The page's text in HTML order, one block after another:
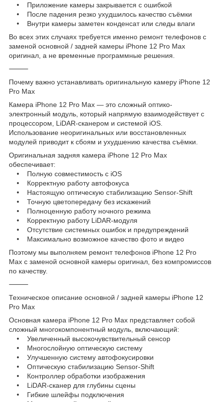
• Приложение камеры закрывается с ошибкой
• После падения резко ухудшилось качество съёмки
• Внутри камеры заметен конденсат или следы влаги
Во всех этих случаях требуется именно ремонт телефонов с
заменой основной / задней камеры iPhone 12 Pro Max
оригинал, а не временные программные решения.
⸻
Почему важно устанавливать оригинальную камеру iPhone 12
Pro Max
Камера iPhone 12 Pro Max — это сложный оптико-
электронный модуль, который напрямую взаимодействует с
процессором, LiDAR-сканером и системой iOS.
Использование неоригинальных или восстановленных
модулей приводит к сбоям и ухудшению качества съёмки.
Оригинальная задняя камера iPhone 12 Pro Max
обеспечивает:
• Полную совместимость с iOS
• Корректную работу автофокуса
• Настоящую оптическую стабилизацию Sensor-Shift
• Точную цветопередачу без искажений
• Полноценную работу ночного режима
• Корректную работу LiDAR-модуля
• Отсутствие системных ошибок и предупреждений
• Максимально возможное качество фото и видео
Поэтому мы выполняем ремонт телефонов iPhone 12 Pro
Max с заменой основной камеры оригинал, без компромиссов
по качеству.
⸻
Техническое описание основной / задней камеры iPhone 12
Pro Max
Основная камера iPhone 12 Pro Max представляет собой
сложный многокомпонентный модуль, включающий:
• Увеличенный высокочувствительный сенсор
• Многослойную оптическую систему
• Улучшенную систему автофокусировки
• Оптическую стабилизацию Sensor-Shift
• Контроллер обработки изображения
• LiDAR-сканер для глубины сцены
• Гибкие шлейфы подключения